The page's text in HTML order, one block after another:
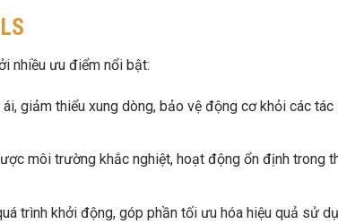
nhiều ưu điểm nổi bật:
giảm thiểu xung dòng, bảo vệ động cơ khỏi các tác
môi trường khắc nghiệt, hoạt động ổn định trong
trình khởi động, góp phần tối ưu hóa hiệu quả sử